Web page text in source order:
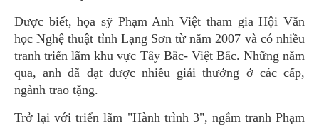
Được biết, họa sỹ Phạm Anh Việt tham gia Hội Văn
học Nghệ thuật tỉnh Lạng Sơn từ năm 2007 và có nhiều
tranh triển lãm khu vực Tây Bắc- Việt Bắc. Những năm
qua, anh đã đạt được nhiều giải thưởng ở các cấp,
ngành trao tặng.
Trở lại với triển lãm "Hành trình 3", ngắm tranh Phạm